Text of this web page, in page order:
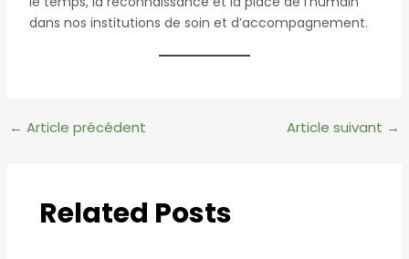
dans nos institutions de soin et d’accompagnement.
Navigation
← Article précédent Article suivant →
Related Posts